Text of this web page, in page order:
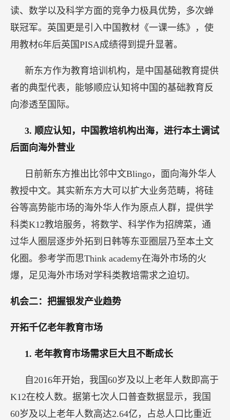
读、数学以及科学方面的竞争力极具优势，多次蝉
联冠军。英国更是引入中国教材《一课一练》，使
用教材6年后英国PISA成绩得到提升显著。
新东方作为教育培训机构，是中国基础教育提供
者的典型代表，能够顺应认知将中国的基础教育反
向渗透至国际。
3. 顺应认知，中国教培机构出海，进行本土调试
后面向海外营业
日前新东方推出比邻中文Blingo，面向海外华人
教授中文。其实新东方大可以扩大业务范畴，将硅
谷等高势能市场的海外华人作为原点人群，提供学
科类K12教培服务，将数学、科学作为招牌菜，通
过华人圈层逐步外拓到日韩等东亚圈层乃至本土文
化圈。参考学而思Think academy在海外市场的火
爆，足见海外市场对学科类教培需求之迫切。
机会二：把握银发产业趋势
开拓千亿老年教育市场
1. 老年教育市场需求巨大且不断成长
自2016年开始，我国60岁及以上老年人数即高于
K12在校人数。据第七次人口普查数据显示，我国
60岁及以上老年人数高达2.64亿，占总人口比重近